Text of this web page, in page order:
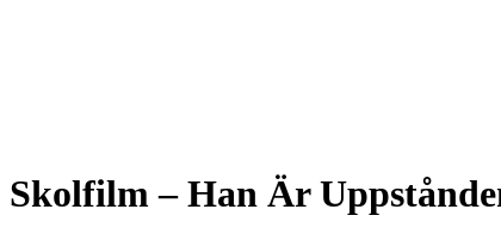
Skolfilm – Han Är